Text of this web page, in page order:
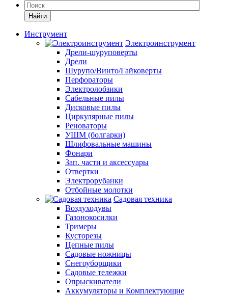
Найти
Инструмент
Электроинструмент
Дрели-шуруповерты
Дрели
Шурупо/Винто/Гайковерты
Перфораторы
Электролобзики
Сабельные пилы
Дисковые пилы
Циркулярные пилы
Реноваторы
УШМ (болгарки)
Шлифовальные машины
Фонари
Зап. части и аксессуары
Отвертки
Электрорубанки
Отбойные молотки
Садовая техника
Воздуходувы
Газонокосилки
Тримеры
Кусторезы
Цепные пилы
Садовые ножницы
Снегоуборщики
Садовые тележки
Опрыскиватели
Аккумуляторы и Комплектующие